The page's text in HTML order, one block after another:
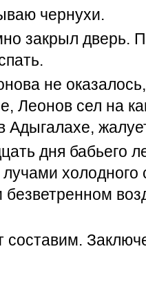
чернухи.
закрыл дверь.
не
Леонов сел на
Адыгалахе,
дня бабьего
холодного
составим.